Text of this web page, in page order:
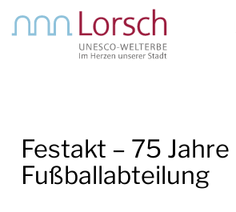
RATHAUS & SERVICE
BAUEN & UMWELT
Festakt – 75 Jahre
Fußballabteilung